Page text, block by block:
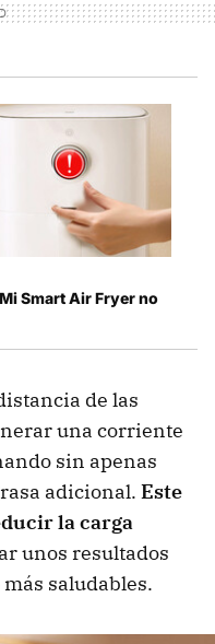
Smart Air Fryer no
de las
una corriente
sin apenas
adicional. Este
la carga
unos resultados
saludables.